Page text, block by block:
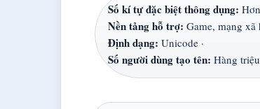
Số kí tự đặc biệt thông dụng:
Nền tảng hỗ trợ: Game, mạng xã
Định dạng: Unicode ·
Số người dùng tạo tên: Hàng triệu